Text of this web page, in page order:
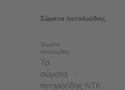
Σώματα πεταλούδας
Σώματα
πεταλούδας
Τα
σώματα
πεταλούδας NTK